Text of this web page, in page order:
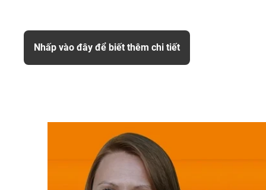
Nhấp vào đây để biết thêm chi tiết